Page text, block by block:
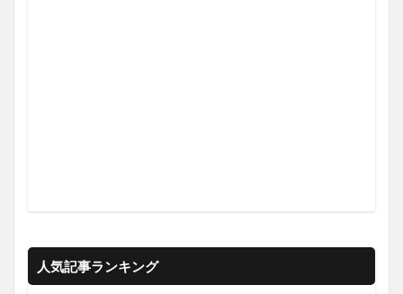
人気記事ランキング